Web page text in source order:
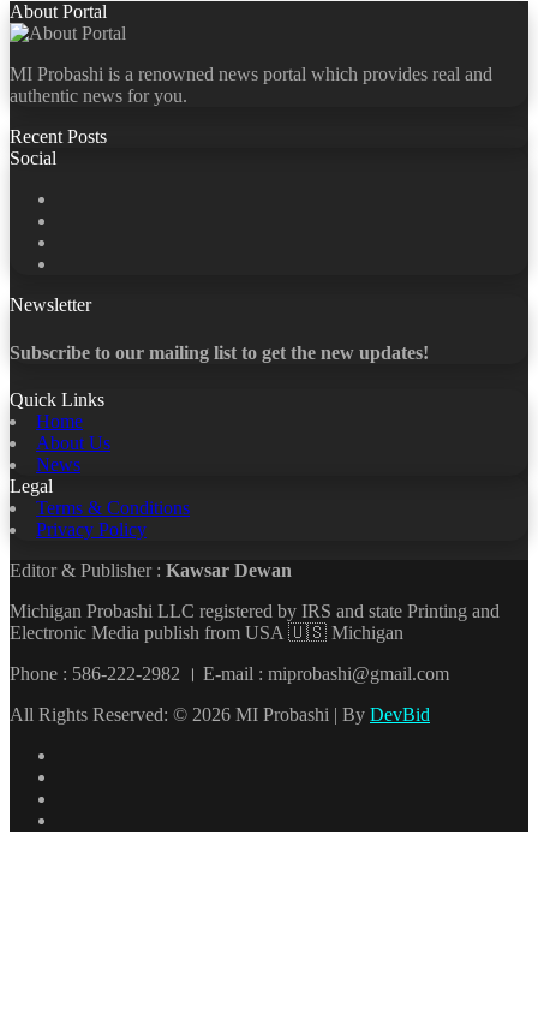
About Portal
MI Probashi is a renowned news portal which provides real and
authentic news for you.
Recent Posts
Social
Newsletter
Subscribe to our mailing list to get the new updates!
Quick Links
Home
About Us
News
Legal
Terms & Conditions
Privacy Policy
Editor & Publisher : Kawsar Dewan
Michigan Probashi LLC registered by IRS and state Printing and
Electronic Media publish from USA 🇺🇸 Michigan
Phone : 586-222-2982 । E-mail : miprobashi@gmail.com
All Rights Reserved: © 2026 MI Probashi | By DevBid